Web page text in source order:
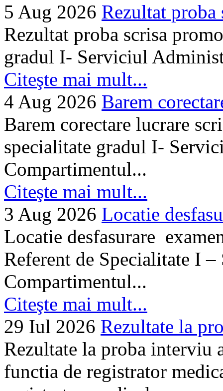
5 Aug 2026 Rezultat proba
Rezultat proba scrisa
gradul I- Serviciul
Citeşte mai mult...
4 Aug 2026 Barem
Barem corectare lucrare
specialitate gradul I-
Compartimentul...
Citeşte mai mult...
3 Aug 2026 Locatie
Locatie desfasurare
Referent de Specialitate I
Compartimentul...
Citeşte mai mult...
29 Iul 2026 Rezultate la
Rezultate la proba interviu
functia de registrator